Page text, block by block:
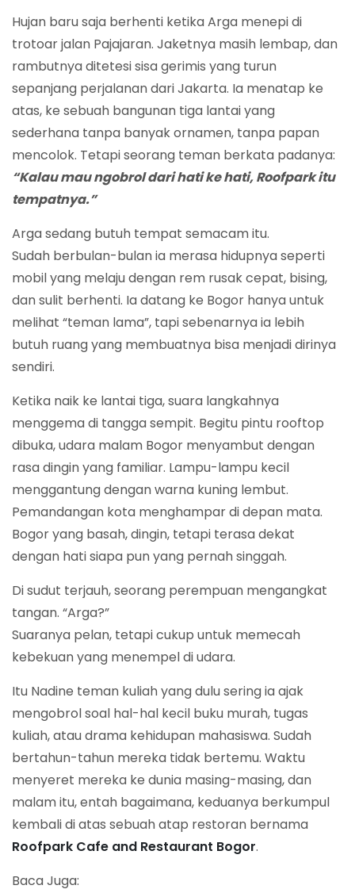
Hujan baru saja berhenti ketika Arga menepi di
trotoar jalan Pajajaran. Jaketnya masih lembap, dan
rambutnya ditetesi sisa gerimis yang turun
sepanjang perjalanan dari Jakarta. Ia menatap ke
atas, ke sebuah bangunan tiga lantai yang
sederhana tanpa banyak ornamen, tanpa papan
mencolok. Tetapi seorang teman berkata padanya:
“Kalau mau ngobrol dari hati ke hati, Roofpark itu
tempatnya.”
Arga sedang butuh tempat semacam itu.
Sudah berbulan-bulan ia merasa hidupnya seperti
mobil yang melaju dengan rem rusak cepat, bising,
dan sulit berhenti. Ia datang ke Bogor hanya untuk
melihat “teman lama”, tapi sebenarnya ia lebih
butuh ruang yang membuatnya bisa menjadi dirinya
sendiri.
Ketika naik ke lantai tiga, suara langkahnya
menggema di tangga sempit. Begitu pintu rooftop
dibuka, udara malam Bogor menyambut dengan
rasa dingin yang familiar. Lampu-lampu kecil
menggantung dengan warna kuning lembut.
Pemandangan kota menghampar di depan mata.
Bogor yang basah, dingin, tetapi terasa dekat
dengan hati siapa pun yang pernah singgah.
Di sudut terjauh, seorang perempuan mengangkat
tangan. “Arga?”
Suaranya pelan, tetapi cukup untuk memecah
kebekuan yang menempel di udara.
Itu Nadine teman kuliah yang dulu sering ia ajak
mengobrol soal hal-hal kecil buku murah, tugas
kuliah, atau drama kehidupan mahasiswa. Sudah
bertahun-tahun mereka tidak bertemu. Waktu
menyeret mereka ke dunia masing-masing, dan
malam itu, entah bagaimana, keduanya berkumpul
kembali di atas sebuah atap restoran bernama
Roofpark Cafe and Restaurant Bogor.
Baca Juga: